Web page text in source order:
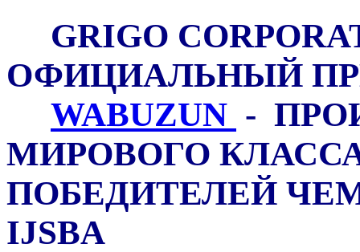
GRIGO
ОФИЦИАЛЬНЫЙ
WABUZUN -
МИРОВОГО
ПОБЕДИТЕЛЕЙ
IJSBA